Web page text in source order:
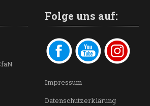
Folge uns auf:
Impressum
Datenschutzerklärung